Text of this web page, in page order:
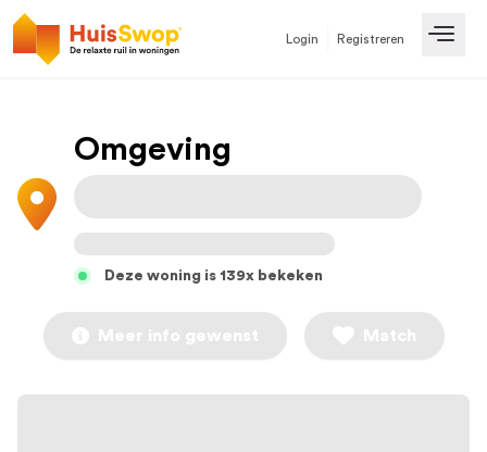
Login Registreren
Omgeving
Deze woning is 139x bekeken
Meer info gewenst Match